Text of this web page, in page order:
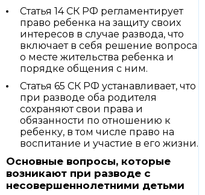
Статья 14 СК РФ регламентирует
право ребенка на защиту своих
интересов в случае развода, что
включает в себя решение вопроса
о месте жительства ребенка и
порядке общения с ним.
Статья 65 СК РФ устанавливает, что
при разводе оба родителя
сохраняют свои права и
обязанности по отношению к
ребенку, в том числе право на
воспитание и участие в его жизни.
Основные вопросы, которые
возникают при разводе с
несовершеннолетними детьми